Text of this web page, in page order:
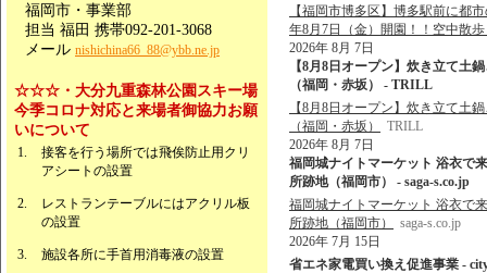
福岡市・事業部
担当 福田 携帯092-201-3068
メール nishichina66_88@ybb.ne.jp
☆☆☆・大分九重森林公園スキー場
今季コロナ対応と来場者御協力お願
いについて
接客を行う場所では飛俟防止用クリ
アシートの設置
レストランテーブルにはアクリル板
の設置
施設各所に手首用消毒液の設置
【福岡市博多区】博多駅前に都
年8月7日（金）開園！！空中散
2026年 8月 7日
【8月8日オープン】炊き立て土
（福岡・赤坂） - TRILL
【8月8日オープン】炊き立て土
（福岡・赤坂）
TRILL
2026年 8月 7日
福岡城ナイトマーケット 浴衣で
所跡地（福岡市） - saga-s.co.jp
福岡城ナイトマーケット 浴衣で
所跡地（福岡市）
saga-s.co.jp
2026年 7月 15日
省エネ家電買い換え促進事業 -